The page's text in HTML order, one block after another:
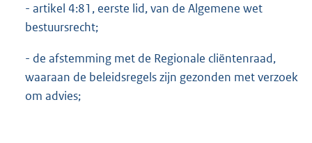
- artikel 4:81, eerste lid, van de Algemene wet
bestuursrecht;
- de afstemming met de Regionale cliëntenraad,
waaraan de beleidsregels zijn gezonden met verzoek
om advies;